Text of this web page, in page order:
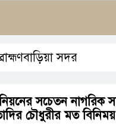
সদর
সচেতন নাগরিক
চৌধুরীর মত বিনিময়